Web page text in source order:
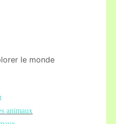
le monde
animaux